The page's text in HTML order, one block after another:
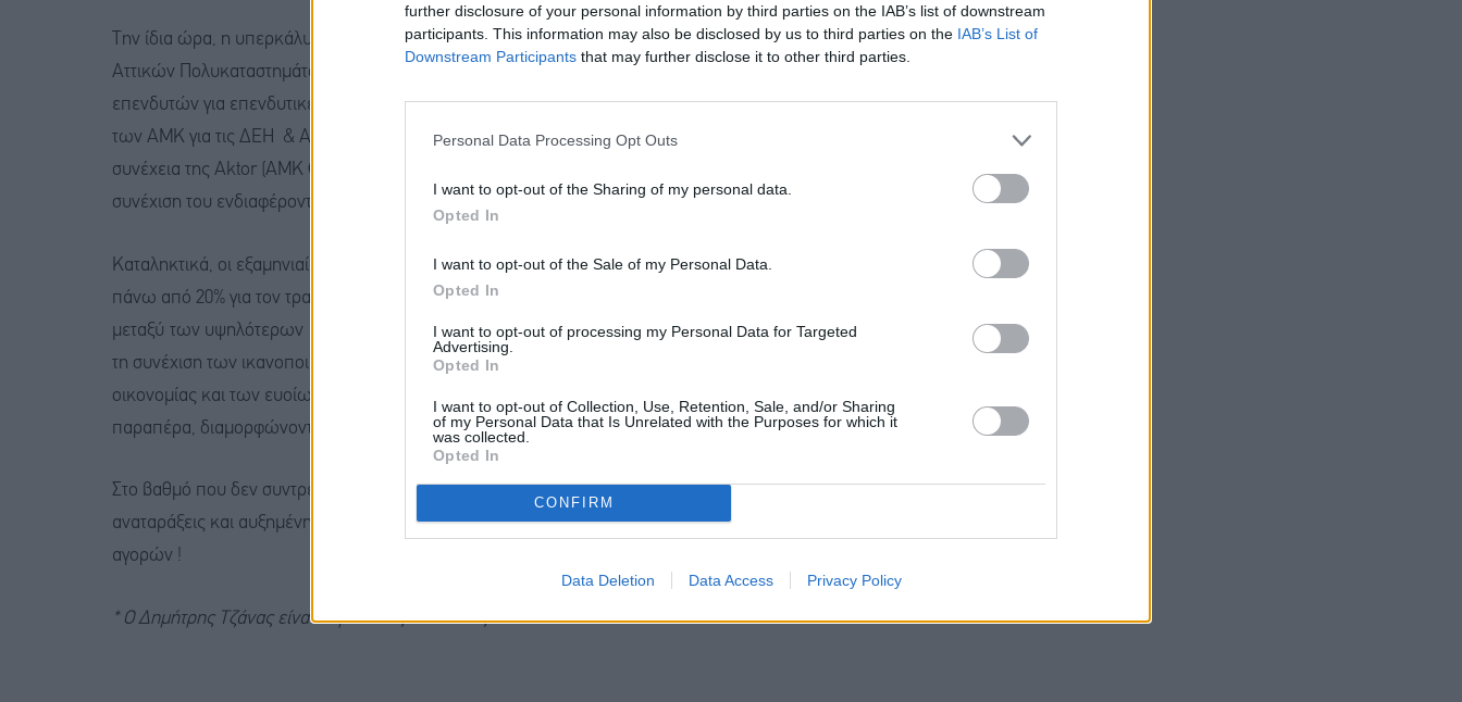
further disclosure of your personal information by third parties on the IAB’s list of downstream
participants. This information may also be disclosed by us to third parties on the IAB’s List of
Downstream Participants that may further disclose it to other third parties.
Personal Data Processing Opt Outs
I want to opt-out of the Sharing of my personal data.
Opted In
I want to opt-out of the Sale of my Personal Data.
Opted In
I want to opt-out of processing my Personal Data for Targeted
Advertising.
Opted In
I want to opt-out of Collection, Use, Retention, Sale, and/or Sharing
of my Personal Data that Is Unrelated with the Purposes for which it
was collected.
Opted In
CONFIRM
Data Deletion Data Access Privacy Policy
Την ίδια ώρα, η υπερκάλυψη του αποκλειστικά ελληνικού βιβλίου της δημόσιας προσφοράς των
Αττικών Πολυκαταστημάτων κατά 4 φορές, επιβεβαίωσε την αναβάθμιση του ενδιαφέροντος Ελλήνων
επενδυτών για επενδυτικές επιλογές με ελπιδοφόρες προοπτικές. Παράλληλα, μετά την ολοκλήρωση
των ΑΜΚ για τις ΔΕΗ & ΑΔΜΗΕ, αναμένονται οι δημόσιες προσφορές της ΕΛΧΑ (€250 εκ.) και στη
συνέχεια της Aktor (ΑΜΚ €650 εκατ. +ομόλογο €300 εκατομμύρια), από τις οποίες θα επιβεβαιωθεί η
συνέχιση του ενδιαφέροντος των διεθνών επενδυτών για τα ελληνικά growth stories.
Καταληκτικά, οι εξαμηνιαίες επιδόσεις του Euronext Athens, πάνω από 16% για το Γενικό Δείκτη και
πάνω από 20% για τον τραπεζικό κλάδο, κατατάσσουν τις αποδόσεις του ελληνικού χρηματιστηρίου
μεταξύ των υψηλότερων ανάμεσα στις αναδυόμενες & ανεπτυγμένες αγορές. Λαμβάνοντας δε υπόψη
τη συνέχιση των ικανοποιητικών επιδόσεων των μακροοικονομικών μεγεθών της ελληνικής
οικονομίας και των ευοίωνων προοπτικών των εταιρειών, στην υψηλή κεφαλαιοποίηση αλλά και
παραπέρα, διαμορφώνονται θετικές προσδοκίες για τη συνέχεια.
Στο βαθμό που δεν συντρέξουν εξωγενείς διαταραχές ικανές να προκαλέσουν απρόβλεπτες
αναταράξεις και αυξημένη μεταβλητότητα, στοιχεία που παραμένουν οργανικά δεμένα με τη φύση των
αγορών !
* Ο Δημήτρης Τζάνας είναι Σύμβουλος Διοίκησης του Κύκλου ΑΧΕΠΕΥ